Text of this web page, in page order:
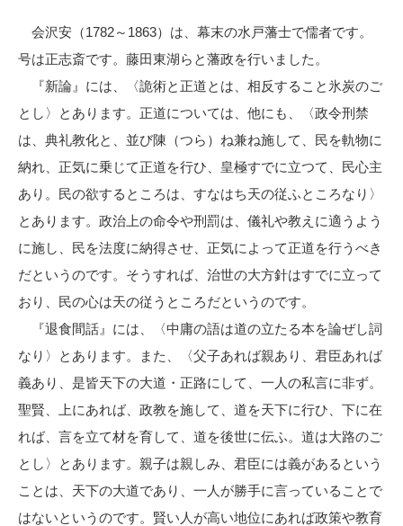
会沢安（1782～1863）は、幕末の水戸藩士で儒者です。
号は正志斎です。藤田東湖らと藩政を行いました。
『新論』には、〈詭術と正道とは、相反すること氷炭のご
とし〉とあります。正道については、他にも、〈政令刑禁
は、典礼教化と、並び陳（つら）ね兼ね施して、民を軌物に
納れ、正気に乗じて正道を行ひ、皇極すでに立つて、民心主
あり。民の欲するところは、すなはち天の従ふところなり〉
とあります。政治上の命令や刑罰は、儀礼や教えに適うよう
に施し、民を法度に納得させ、正気によって正道を行うべき
だというのです。そうすれば、治世の大方針はすでに立って
おり、民の心は天の従うところだというのです。
『退食間話』には、〈中庸の語は道の立たる本を論ぜし詞
なり〉とあります。また、〈父子あれば親あり、君臣あれば
義あり、是皆天下の大道・正路にして、一人の私言に非ず。
聖賢、上にあれば、政教を施して、道を天下に行ひ、下に在
れば、言を立て材を育して、道を後世に伝ふ。道は大路のご
とし〉とあります。親子は親しみ、君臣には義があるという
ことは、天下の大道であり、一人が勝手に言っていることで
はないというのです。賢い人が高い地位にあれば政策や教育